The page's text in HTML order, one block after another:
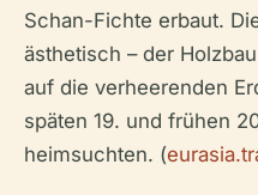
Schan-Fichte erbaut.
ästhetisch – der
auf die verheerenden
späten 19. und frühen
heimsuchten. (